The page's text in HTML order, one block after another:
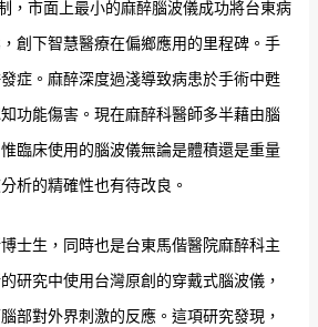
，市面上最小的麻醉腦波儀成功將台東病
創下智慧醫療在偏鄉應用的里程碑。手
症。麻醉深度過淺導致病患於手術中甦
功能傷害。現在麻醉科醫師多半藉由腦
臨床使用的腦波儀無論是體積還是重量
析的精確性也有待改良。
士生，同時也是台東馬偕醫院麻醉科主
研究中使用台灣原創的穿戴式腦波儀，
部對外界刺激的反應。這項研究發現，